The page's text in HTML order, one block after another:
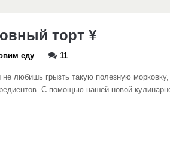
торт ¥
еду 11
любишь грызть такую полезную
С помощью нашей новой